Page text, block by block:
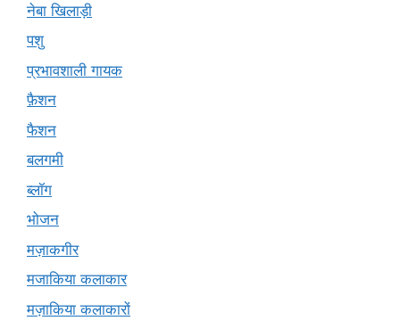
नेबा खिलाड़ी
पशु
प्रभावशाली गायक
फ़ैशन
फैशन
बलगमी
ब्लॉग
भोजन
मज़ाकगीर
मजाकिया कलाकार
मज़ाकिया कलाकारों